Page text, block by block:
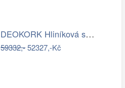
DEOKORK Hliníková sestava pro 6 osob…
59332,-52327,-Kč